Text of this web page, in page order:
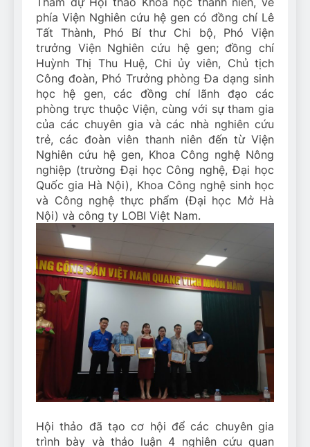
phía Viện Nghiên cứu hệ gen có đồng chí Lê
Tất Thành, Phó Bí thư Chi bộ, Phó Viện
trưởng Viện Nghiên cứu hệ gen; đồng chí
Huỳnh Thị Thu Huệ, Chi ủy viên, Chủ tịch
Công đoàn, Phó Trưởng phòng Đa dạng sinh
học hệ gen, các đồng chí lãnh đạo các
phòng trực thuộc Viện, cùng với sự tham gia
của các chuyên gia và các nhà nghiên cứu
trẻ, các đoàn viên thanh niên đến từ Viện
Nghiên cứu hệ gen, Khoa Công nghệ Nông
nghiệp (trường Đại học Công nghệ, Đại học
Quốc gia Hà Nội), Khoa Công nghệ sinh học
và Công nghệ thực phẩm (Đại học Mở Hà
Nội) và công ty LOBI Việt Nam.
Hội thảo đã tạo cơ hội để các chuyên gia
trình bày và thảo luận 4 nghiên cứu quan